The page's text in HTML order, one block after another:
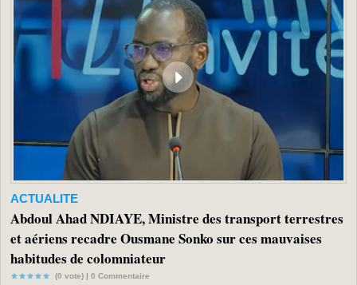
ACTUALITE
Abdoul Ahad NDIAYE, Ministre des transport terrestres
et aériens recadre Ousmane Sonko sur ces mauvaises
habitudes de colomniateur
(0 vote) | 0 Commentaire